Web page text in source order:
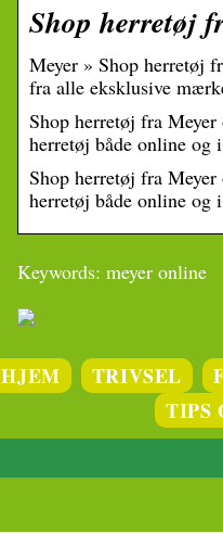
Shop herretøj
Meyer » Shop herretøj
fra alle eksklusive
Shop herretøj fra
herretøj både online og
Shop herretøj fra
herretøj både online og
Keywords: meyer online
HJEM TRIVSEL
TIPS